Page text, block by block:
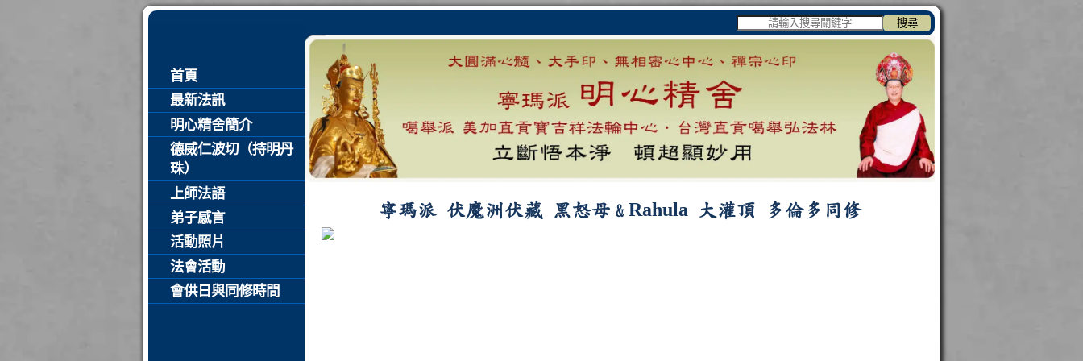
搜尋
首頁
最新法訊
明心精舍簡介
德威仁波切（持明丹
珠）
上師法語
弟子感言
活動照片
法會活動
會供日與同修時間
寧瑪派 伏魔洲伏藏 黑怒母 & Rahula 大灌頂 多倫多同修